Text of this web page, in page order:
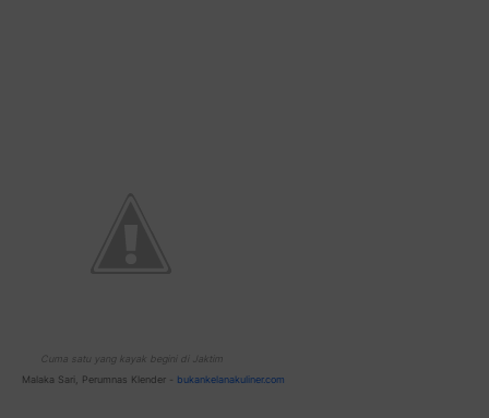
Cuma satu yang kayak begini di Jaktim
Malaka Sari, Perumnas Klender - bukankelanakuliner.com